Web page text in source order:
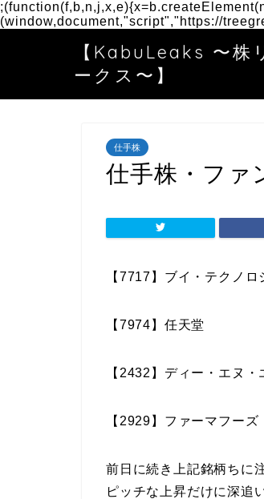
(window,document,"script","https://
【KabuLeaks 〜株
ークス〜】
仕手株
仕手株・ファ
【7717】ブイ・テクノロ
【 7974 】任天堂
【 2432 】 ディー・エヌ・
【 2929 】ファーマフーズ
前日に続き上記銘柄ちに
ピッチな上昇だけに深追